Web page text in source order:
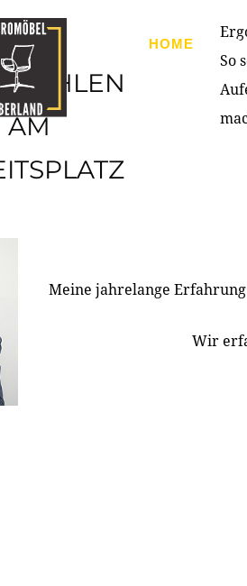
HOME
AM
So
Meine jahrelange
Wir